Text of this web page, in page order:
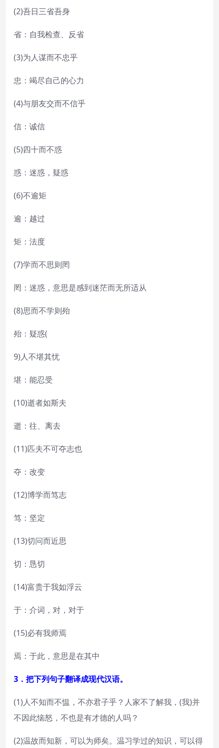
(2)吾日三省吾身
省：自我检查、反省
(3)为人谋而不忠乎
忠：竭尽自己的心力
(4)与朋友交而不信乎
信：诚信
(5)四十而不惑
惑：迷惑，疑惑
(6)不逾矩
逾：越过
矩：法度
(7)学而不思则罔
罔：迷惑，意思是感到迷茫而无所适从
(8)思而不学则殆
殆：疑惑(
9)人不堪其忧
堪：能忍受
(10)逝者如斯夫
逝：往、离去
(11)匹夫不可夺志也
夺：改变
(12)博学而笃志
笃：坚定
(13)切问而近思
切：恳切
(14)富贵于我如浮云
于：介词，对，对于
(15)必有我师焉
焉：于此，意思是在其中
3．把下列句子翻译成现代汉语。
(1)人不知而不愠，不亦君子乎？人家不了解我，(我)并
不因此恼怒，不也是有才德的人吗？
(2)温故而知新，可以为师矣。温习学过的知识，可以得